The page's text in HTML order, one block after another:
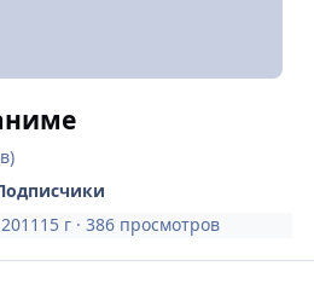
15 г · 386 просмотров